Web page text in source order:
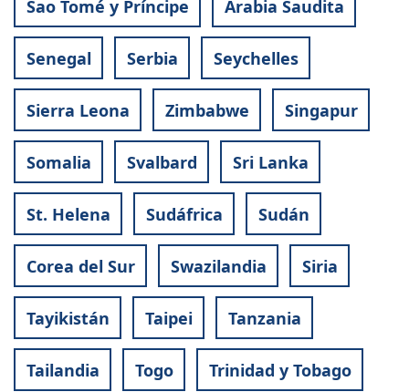
Sao Tomé y Príncipe Arabia Saudita
Senegal Serbia Seychelles
Sierra Leona Zimbabwe Singapur
Somalia Svalbard Sri Lanka
St. Helena Sudáfrica Sudán
Corea del Sur Swazilandia Siria
Tayikistán Taipei Tanzania
Tailandia Togo Trinidad y Tobago